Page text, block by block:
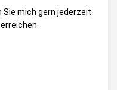
Sie mich gern jederzeit
erreichen.